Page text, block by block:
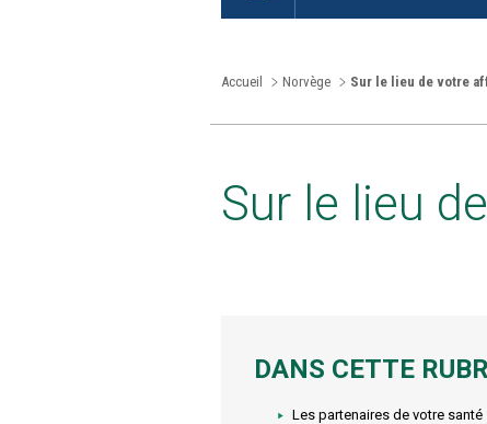
Accueil Norvège Sur le lieu de votre
Sur le lieu
DANS CETTE
Les partenaires de votre santé